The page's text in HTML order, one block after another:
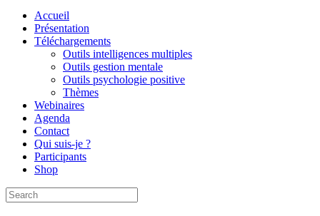
Accueil
Présentation
Téléchargements
Outils intelligences multiples
Outils gestion mentale
Outils psychologie positive
Thèmes
Webinaires
Agenda
Contact
Qui suis-je ?
Participants
Shop